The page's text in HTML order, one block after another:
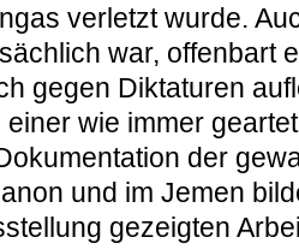
verletzt wurde.
war, offenbart
gegen Diktaturen
wie immer
der
und im Jemen
gezeigten